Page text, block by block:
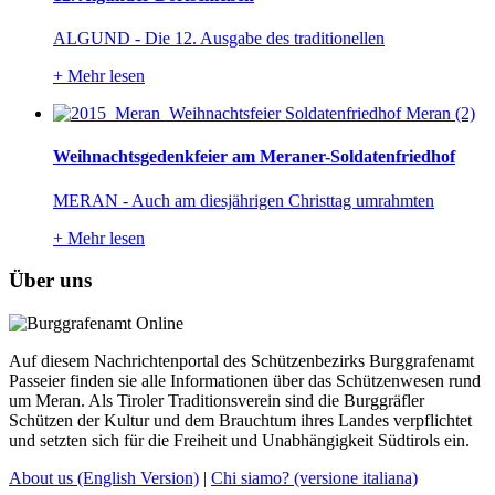
ALGUND - Die 12. Ausgabe des traditionellen
+ Mehr lesen
Weihnachtsgedenkfeier am Meraner-Soldatenfriedhof
MERAN - Auch am diesjährigen Christtag umrahmten
+ Mehr lesen
Über uns
Auf diesem Nachrichtenportal des Schützenbezirks Burggrafenamt
Passeier finden sie alle Informationen über das Schützenwesen rund
um Meran. Als Tiroler Traditionsverein sind die Burggräfler
Schützen der Kultur und dem Brauchtum ihres Landes verpflichtet
und setzten sich für die Freiheit und Unabhängigkeit Südtirols ein.
About us (English Version) | Chi siamo? (versione italiana)